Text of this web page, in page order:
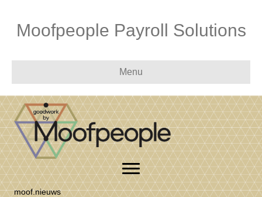
Moofpeople Payroll Solutions
Menu
moof.nieuws